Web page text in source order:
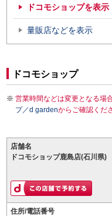
ドコモショップを表示
量販店などを表示
ドコモショップ
営業時間などは変更となる場
プ／d gardenからご確認くだ
店舗名
ドコモショップ鹿島店(石川県)
住所/電話番号